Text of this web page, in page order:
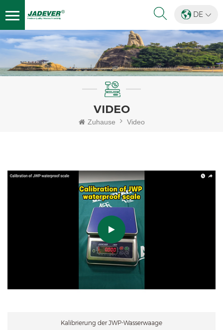
DE
VIDEO
Zuhause Video
Kalibrierung der JWP-Wasserwaage